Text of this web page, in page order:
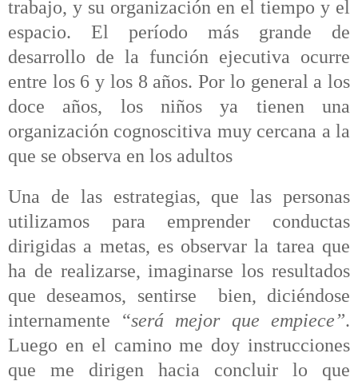
trabajo, y su organización en el tiempo y el
espacio. El período más grande de
desarrollo de la función ejecutiva ocurre
entre los 6 y los 8 años. Por lo general a los
doce años, los niños ya tienen una
organización cognoscitiva muy cercana a la
que se observa en los adultos
Una de las estrategias, que las personas
utilizamos para emprender conductas
dirigidas a metas, es observar la tarea que
ha de realizarse, imaginarse los resultados
que deseamos, sentirse
bien, diciéndose
internamente “será mejor que empiece”.
Luego en el camino me doy instrucciones
que me dirigen hacia concluir lo que